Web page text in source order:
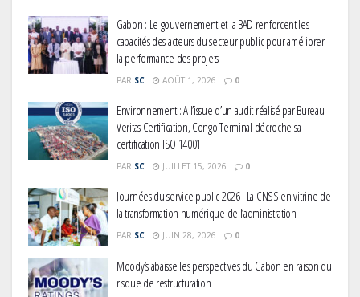
Gabon : Le gouvernement et la BAD renforcent les
capacités des acteurs du secteur public pour améliorer
la performance des projets
PAR SC AOÛT 1, 2026 0
Environnement : A l’issue d’un audit réalisé par Bureau
Veritas Certification, Congo Terminal décroche sa
certification ISO 14001
PAR SC JUILLET 15, 2026 0
Journées du service public 2026 : La CNSS en vitrine de
la transformation numérique de l’administration
PAR SC JUIN 28, 2026 0
Moody’s abaisse les perspectives du Gabon en raison du
risque de restructuration